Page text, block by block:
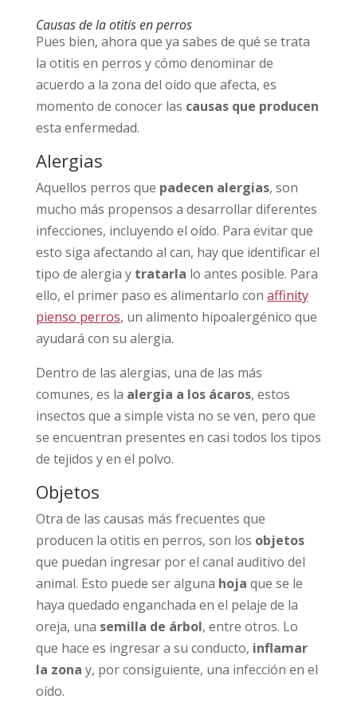
Causas de la otitis en perros
Pues bien, ahora que ya sabes de qué se trata
la otitis en perros y cómo denominar de
acuerdo a la zona del oído que afecta, es
momento de conocer las causas que producen
esta enfermedad.
Alergias
Aquellos perros que padecen alergias, son
mucho más propensos a desarrollar diferentes
infecciones, incluyendo el oído. Para evitar que
esto siga afectando al can, hay que identificar el
tipo de alergia y tratarla lo antes posible. Para
ello, el primer paso es alimentarlo con affinity
pienso perros, un alimento hipoalergénico que
ayudará con su alergia.
Dentro de las alergias, una de las más
comunes, es la alergia a los ácaros, estos
insectos que a simple vista no se ven, pero que
se encuentran presentes en casi todos los tipos
de tejidos y en el polvo.
Objetos
Otra de las causas más frecuentes que
producen la otitis en perros, son los objetos
que puedan ingresar por el canal auditivo del
animal. Esto puede ser alguna hoja que se le
haya quedado enganchada en el pelaje de la
oreja, una semilla de árbol, entre otros. Lo
que hace es ingresar a su conducto, inflamar
la zona y, por consiguiente, una infección en el
oído.